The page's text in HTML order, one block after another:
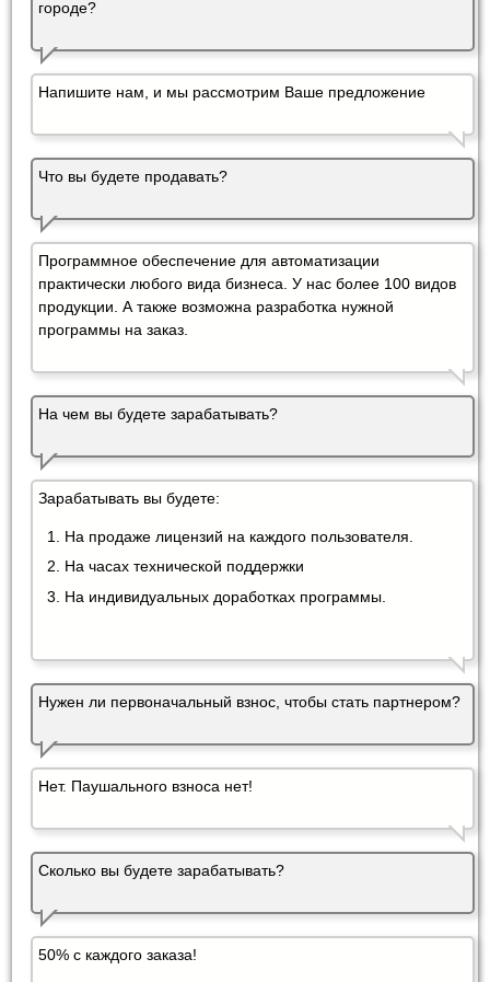
городе?
Напишите нам, и мы рассмотрим Ваше предложение
Что вы будете продавать?
Программное обеспечение для автоматизации
практически любого вида бизнеса. У нас более 100 видов
продукции. А также возможна разработка нужной
программы на заказ.
На чем вы будете зарабатывать?
Зарабатывать вы будете:
На продаже лицензий на каждого пользователя.
На часах технической поддержки
На индивидуальных доработках программы.
Нужен ли первоначальный взнос, чтобы стать партнером?
Нет. Паушального взноса нет!
Сколько вы будете зарабатывать?
50% с каждого заказа!